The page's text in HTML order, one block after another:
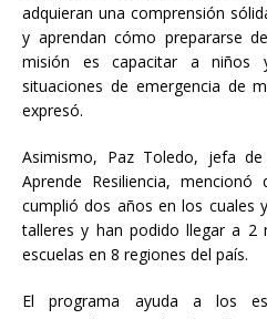
adquieran una comprensión
y aprendan cómo prepararse
misión es capacitar a niños
situaciones de emergencia de
expresó.
Asimismo, Paz Toledo, jefa
Aprende Resiliencia,
cumplió dos años en los cuales
talleres y han podido llegar a 2
escuelas en 8 regiones del país.
El programa ayuda a los